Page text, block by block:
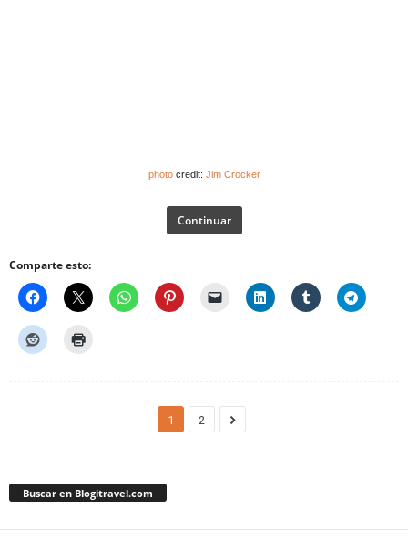
photocredit: Jim Crocker
Continuar
Comparte esto:
1 2
Buscar en Blogitravel.com